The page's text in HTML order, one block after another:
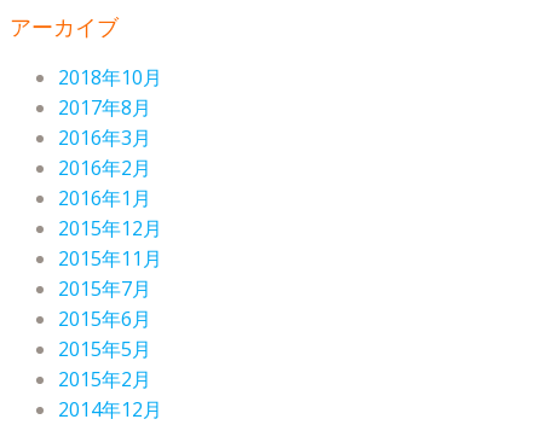
アーカイブ
2018年10月
2017年8月
2016年3月
2016年2月
2016年1月
2015年12月
2015年11月
2015年7月
2015年6月
2015年5月
2015年2月
2014年12月